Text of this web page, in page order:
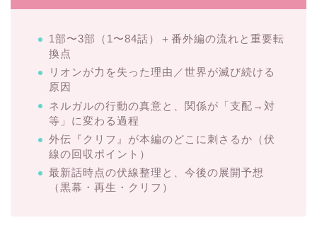
1部〜3部（1〜84話）＋番外編の流れと重要転
換点
リオンが力を失った理由／世界が滅び続ける
原因
ネルガルの行動の真意と、関係が「支配→対
等」に変わる過程
外伝『クリフ』が本編のどこに刺さるか（伏
線の回収ポイント）
最新話時点の伏線整理と、今後の展開予想
（黒幕・再生・クリフ）